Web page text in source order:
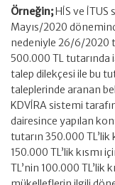
Örneğin;HİS ve İTUS
Mayıs/2020
nedeniyle 26/6/2020
500.000 TL tutarında
talep dilekçesi ile bu
taleplerinde aranan
KDVİRA sistemi
dairesince yapılan
tutarın 350.000
150.000 TL’lik kısmı
TL’nin 100.000 TL’lik